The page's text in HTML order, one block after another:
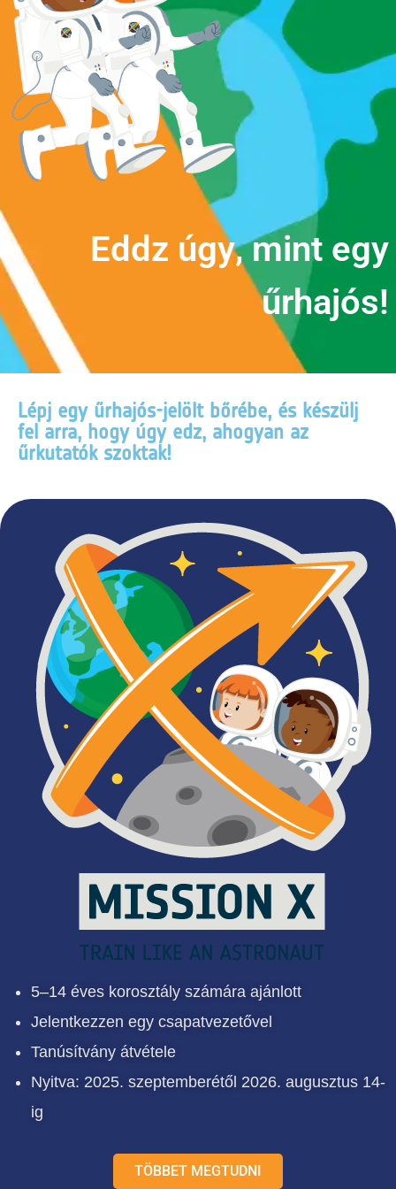
Eddz úgy, mint egy
űrhajós!
Lépj egy űrhajós-jelölt bőrébe, és készülj
fel arra, hogy úgy edz, ahogyan az
űrkutatók szoktak!
5–14 éves korosztály számára ajánlott
Jelentkezzen egy csapatvezetővel
Tanúsítvány átvétele
Nyitva: 2025. szeptemberétől 2026. augusztus 14-
ig
TÖBBET MEGTUDNI